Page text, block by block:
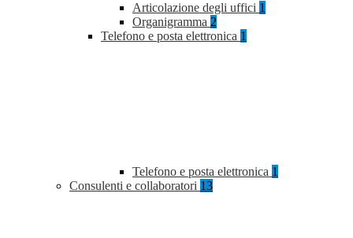
Articolazione degli uffici 1
Organigramma 2
Telefono e posta elettronica 1
Telefono e posta elettronica 1
Consulenti e collaboratori 13